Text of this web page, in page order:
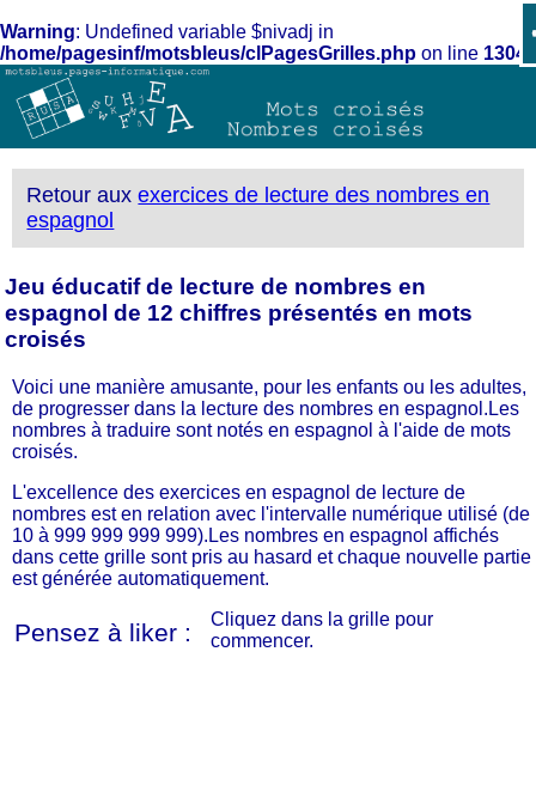
Warning: Undefined variable $nivadj in
/home/pagesinf/motsbleus/clPagesGrilles.php on line 1304
Retour auxexercices de lecture des nombres en
espagnol
Jeu éducatif de lecture de nombres en
espagnol de 12 chiffres présentés en mots
croisés
Voici une manière amusante, pour les enfants ou les adultes,
de progresser dans la lecture des nombres en espagnol.Les
nombres à traduire sont notés en espagnol à l'aide de mots
croisés.
L'excellence des exercices en espagnol de lecture de
nombres est en relation avec l'intervalle numérique utilisé (de
10 à 999 999 999 999).Les nombres en espagnol affichés
dans cette grille sont pris au hasard et chaque nouvelle partie
est générée automatiquement.
Pensez à liker :
Cliquez dans la grille pour
commencer.